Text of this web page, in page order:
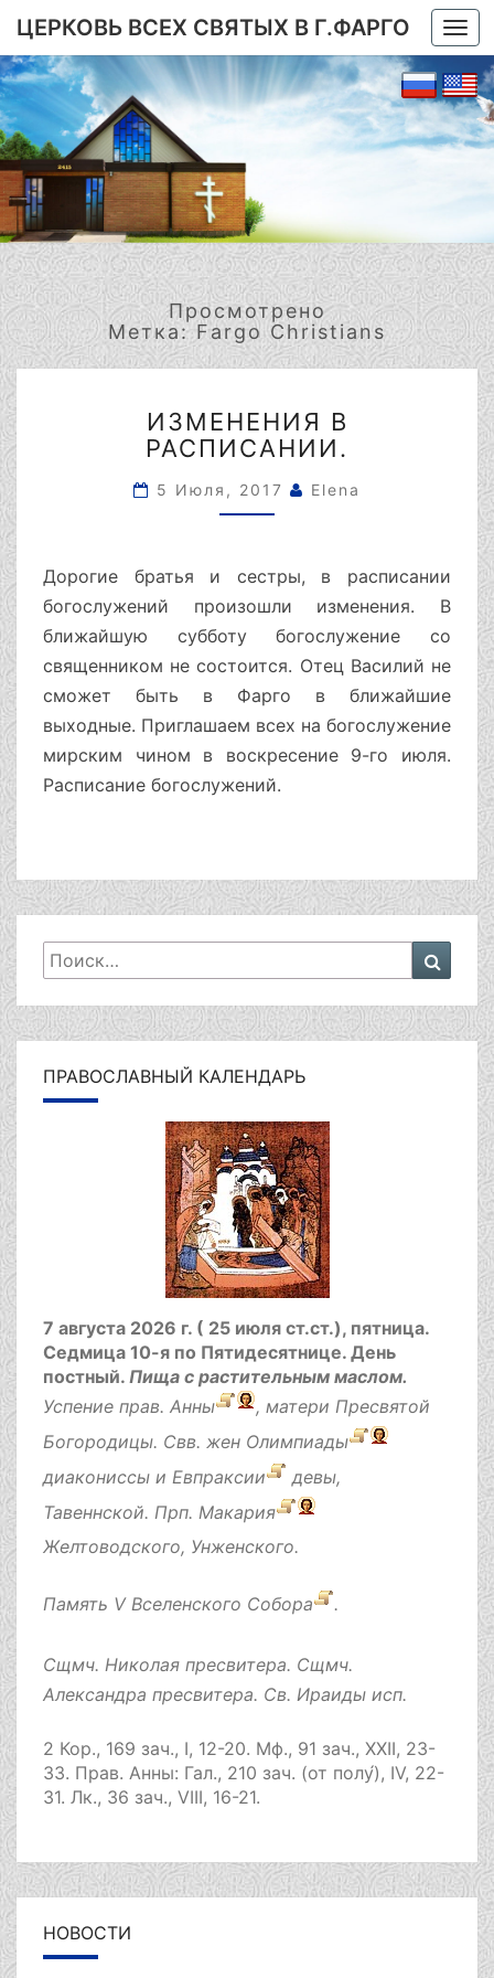
ЦЕРКОВЬ ВСЕХ СВЯТЫХ В Г.ФАРГО
Просмотрено
Метка:Fargo Christians
В
РАСПИСАНИИ.
ИЗМЕНЕНИЯ В
РАСПИСАНИИ.
5 Июля, 2017 Elena
Дорогие братья и сестры, в расписании
богослужений произошли изменения. В
ближайшую субботу богослужение со
священником не состоится. Отец Василий не
сможет быть в Фарго в ближайшие
выходные. Приглашаем всех на богослужение
мирским чином в воскресение 9-го июля.
Расписание богослужений.
Искать: Поиск
ПРАВОСЛАВНЫЙ КАЛЕНДАРЬ
7 августа 2026 г. ( 25 июля ст.ст.), пятница.
Седмица 10-я по Пятидесятнице. День
постный. Пища с растительным маслом.
Успение прав. Анны
, матери Пресвятой
Богородицы. Свв. жен Олимпиады
диакониссы и Евпраксии
девы,
Тавеннской. Прп. Макария
Желтоводского, Унженского.
Память V Вселенского Собора .
Сщмч. Николая пресвитера. Сщмч.
Александра пресвитера. Св. Ираиды исп.
2 Кор., 169 зач., I, 12-20. Мф., 91 зач., XXII, 23-
33. Прав. Анны: Гал., 210 зач. (от полу́), IV, 22-
31. Лк., 36 зач., VIII, 16-21.
НОВОСТИ